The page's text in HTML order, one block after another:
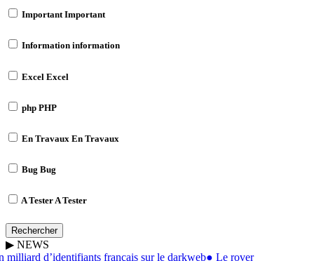
ImportantImportant
Information information
Excel Excel
php PHP
En Travaux En Travaux
Bug Bug
A TesterA Tester
Rechercher
▶ NEWS
d’identifiants français sur le darkweb●Le rover